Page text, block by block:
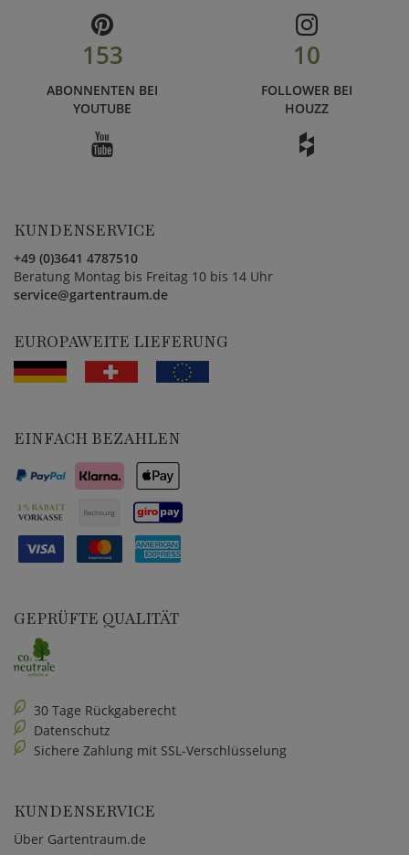
153
ABONNENTEN BEI
YOUTUBE
10
FOLLOWER BEI
HOUZZ
KUNDENSERVICE
+49 (0)3641 4787510
Beratung Montag bis Freitag 10 bis 14 Uhr
service@gartentraum.de
EUROPAWEITE LIEFERUNG
EINFACH BEZAHLEN
GEPRÜFTE QUALITÄT
30 Tage Rückgaberecht
Datenschutz
Sichere Zahlung mit SSL-Verschlüsselung
KUNDENSERVICE
Über Gartentraum.de